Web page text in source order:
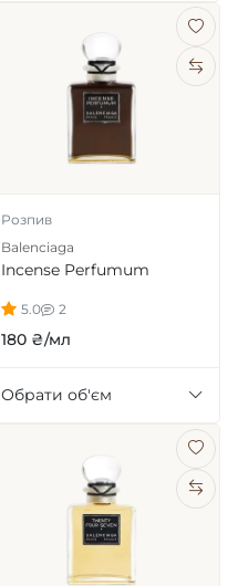
Розпив
Balenciaga
Incense Perfumum
5.0 2
180 ₴/мл
Обрати об'єм